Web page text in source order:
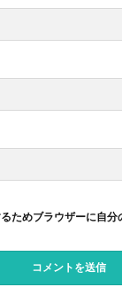
ためブラウザーに自分